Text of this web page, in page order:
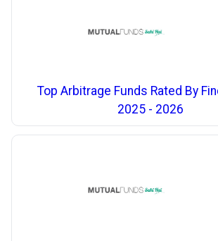
Top Arbitrage Funds Rated By
2025 - 2026